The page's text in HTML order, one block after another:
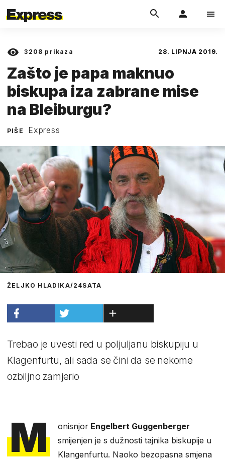
3208 prikaza 28. LIPNJA 2019.
Zašto je papa maknuo
biskupa iza zabrane mise
na Bleiburgu?
PIŠE Express
ŽELJKO HLADIKA/24SATA
Trebao je uvesti red u poljuljanu biskupiju u
Klagenfurtu, ali sada se čini da se nekome
ozbiljno zamjerio
M onisnjor Engelbert Guggenberger
smijenjen je s dužnosti tajnika biskupije u
Klangenfurtu. Naoko bezopasna smjena